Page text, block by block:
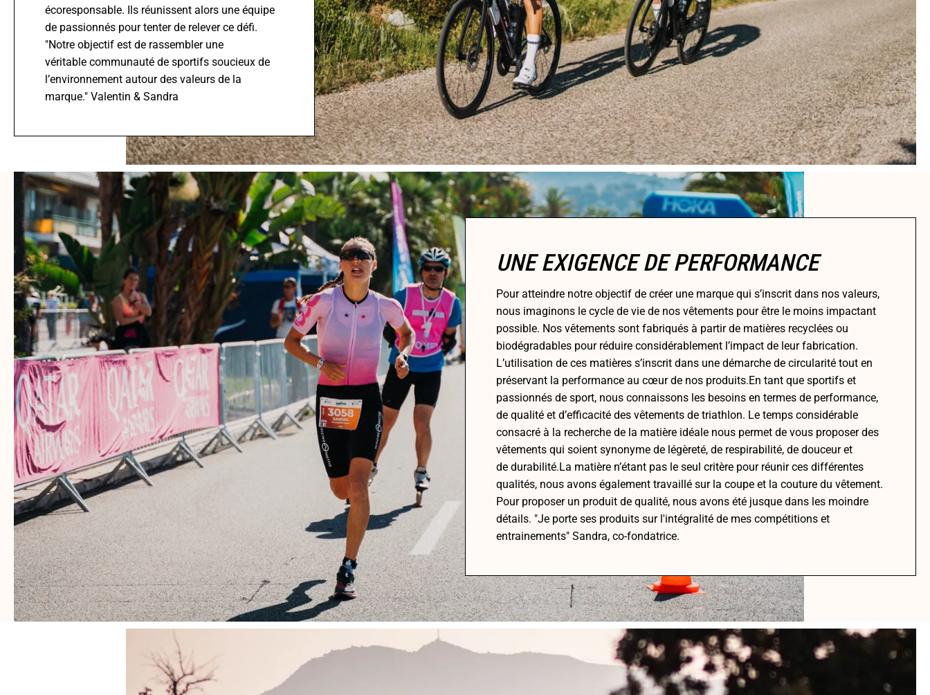
écoresponsable. Ils réunissent alors une équipe
de passionnés pour tenter de relever ce défi.
"Notre objectif est de rassembler une
véritable communauté de sportifs soucieux de
l’environnement autour des valeurs de la
marque." Valentin & Sandra
UNE EXIGENCE DE PERFORMANCE
Pour atteindre notre objectif de créer une marque qui s’inscrit dans nos valeurs,
nous imaginons le cycle de vie de nos vêtements pour être le moins impactant
possible. Nos vêtements sont fabriqués à partir de matières recyclées ou
biodégradables pour réduire considérablement l’impact de leur fabrication.
L’utilisation de ces matières s’inscrit dans une démarche de circularité tout en
préservant la performance au cœur de nos produits.En tant que sportifs et
passionnés de sport, nous connaissons les besoins en termes de performance,
de qualité et d’efficacité des vêtements de triathlon. Le temps considérable
consacré à la recherche de la matière idéale nous permet de vous proposer des
vêtements qui soient synonyme de légèreté, de respirabilité, de douceur et
de durabilité.La matière n’étant pas le seul critère pour réunir ces différentes
qualités, nous avons également travaillé sur la coupe et la couture du vêtement.
Pour proposer un produit de qualité, nous avons été jusque dans les moindre
détails. "Je porte ses produits sur l'intégralité de mes compétitions et
entrainements" Sandra, co-fondatrice.